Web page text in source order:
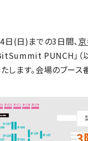
(日)までの3日間、
PUNCH」
します。会場のブース